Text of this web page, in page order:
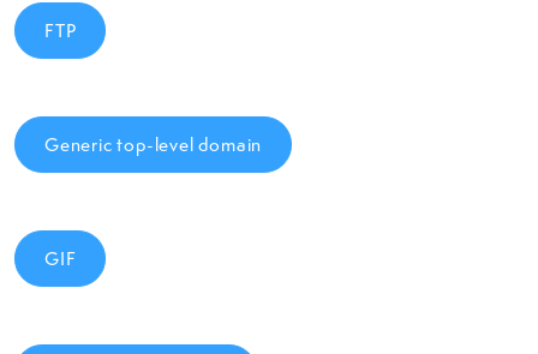
FTP
Generic top-level domain
GIF